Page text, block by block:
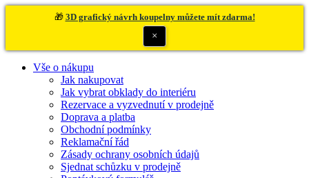
🎁 3D grafický návrh koupelny můžete mít zdarma!
×
Vše o nákupu
Jak nakupovat
Jak vybrat obklady do interiéru
Rezervace a vyzvednutí v prodejně
Doprava a platba
Obchodní podmínky
Reklamační řád
Zásady ochrany osobních údajů
Sjednat schůzku v prodejně